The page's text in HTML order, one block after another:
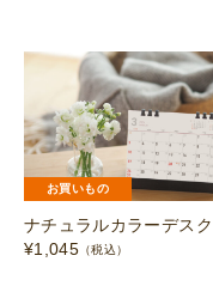
お買いもの
ナチュラルカラーデスク
¥1,045 （税込）